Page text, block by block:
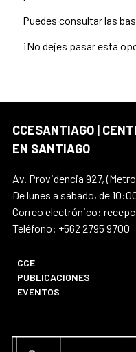
Puedes consultar las
¡No dejes pasar esta
CCESANTIAGO |
EN SANTIAGO
Av. Providencia 927,
De lunes a sábado, de
Correo electrónico:
Teléfono: +562 2795 9700
CCE
PUBLICACIONES
EVENTOS